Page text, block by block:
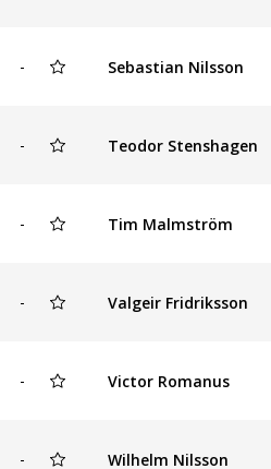
- Sebastian Nilsson
- Teodor Stenshagen
- Tim Malmström
- Valgeir Fridriksson
- Victor Romanus
- Wilhelm Nilsson